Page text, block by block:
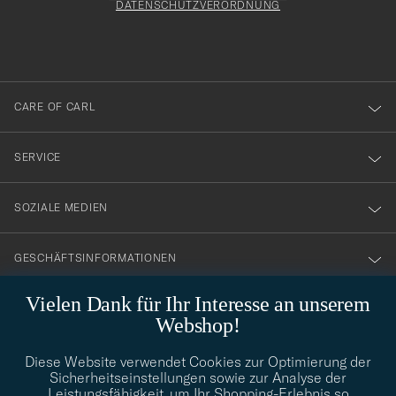
Vielen Dank für Ihr Interesse an unserem
Webshop!
Diese Website verwendet Cookies zur Optimierung der
Sicherheitseinstellungen sowie zur Analyse der
dig
till
vårt
nyhetsbrev!
DATENSCHUTZVERORDNUNG
CARE OF CARL
SERVICE
SOZIALE MEDIEN
GESCHÄFTSINFORMATIONEN
Benötigen Sie Hilfe bei der Suche nach Ihrem persönlichen Stil?
Wenden Sie sich an uns, wir helfen Ihnen gerne weiter!